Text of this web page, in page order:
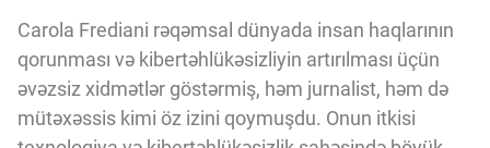
Carola Frediani rəqəmsal dünyada insan haqlarının
qorunması və kibertəhlükəsizliyin artırılması üçün
əvəzsiz xidmətlər göstərmiş, həm jurnalist, həm də
mütəxəssis kimi öz izini qoymuşdu. Onun itkisi